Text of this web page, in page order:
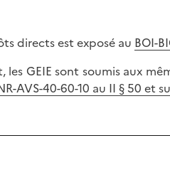
directs est exposé au BOI-
GEIE sont soumis aux
AVS-40-60-10 au II § 50 et